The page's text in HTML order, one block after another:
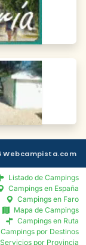
Webcampista.com
Listado de Campings
Campings en España
Campings en Faro
Mapa de Campings
Campings en Ruta
Campings por Destinos
Servicios por Provincia